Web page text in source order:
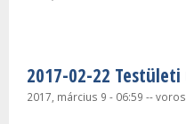
2017-02-22
2017, március 9 - 06:59 --voros